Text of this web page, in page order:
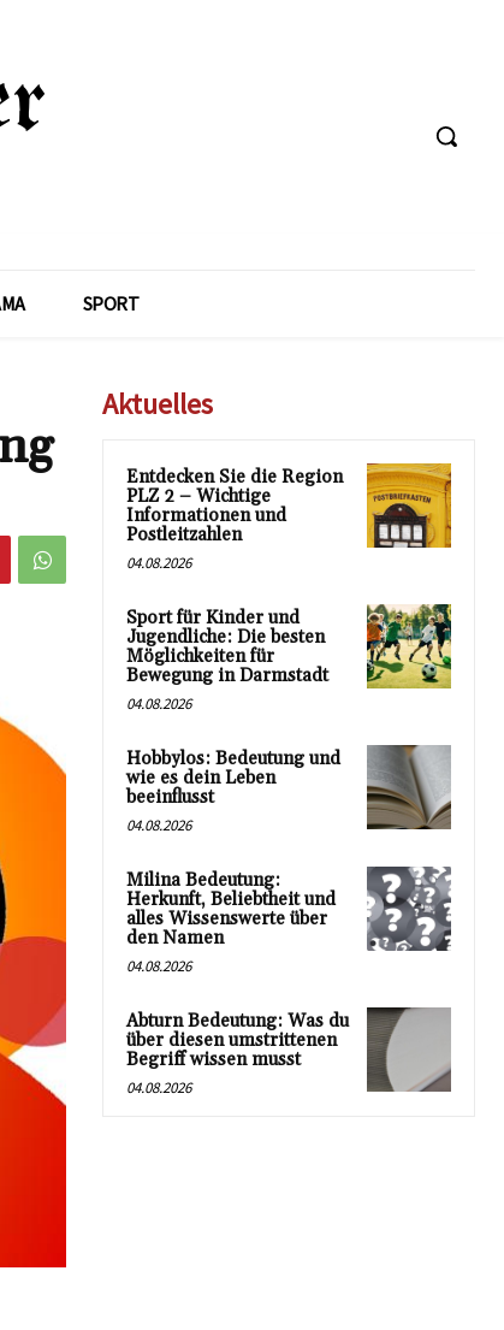
SPORT
Aktuelles
Entdecken Sie die Region
PLZ 2 – Wichtige
Informationen und
Postleitzahlen
04.08.2026
Sport für Kinder und
Jugendliche: Die besten
Möglichkeiten für
Bewegung in Darmstadt
04.08.2026
Hobbylos: Bedeutung und
wie es dein Leben
beeinflusst
04.08.2026
Milina Bedeutung:
Herkunft, Beliebtheit und
alles Wissenswerte über
den Namen
04.08.2026
Abturn Bedeutung: Was du
über diesen umstrittenen
Begriff wissen musst
04.08.2026